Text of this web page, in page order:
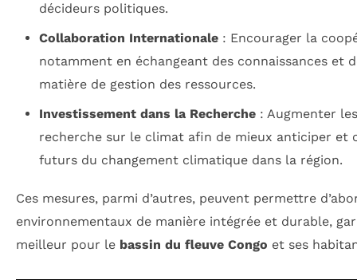
décideurs politiques.
Collaboration Internationale: Encourager la
notamment en échangeant des connaissances et
matière de gestion des ressources.
Investissement dans la Recherche: Augmenter
recherche sur le climat afin de mieux anticiper et
futurs du changement climatique dans la région.
Ces mesures, parmi d’autres, peuvent permettre
environnementaux de manière intégrée et durable,
meilleur pour le bassin du fleuve Congo et ses